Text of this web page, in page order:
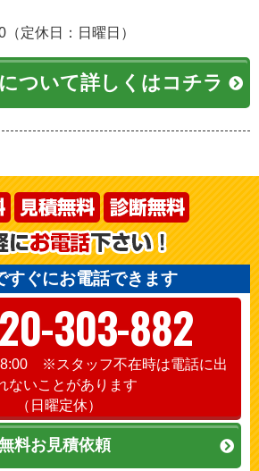
定休日：日曜日）
ついて詳しくはコチラ
すぐにお電話できます
303-882
※スタッフ不在時は電話に出
ないことがあります
（日曜定休）
料お見積依頼